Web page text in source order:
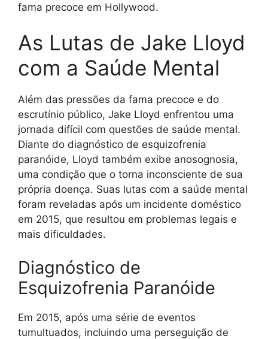
fama precoce em Hollywood.
As Lutas de Jake Lloyd
com a Saúde Mental
Além das pressões da fama precoce e do
escrutínio público, Jake Lloyd enfrentou uma
jornada difícil com questões de saúde mental.
Diante do diagnóstico de esquizofrenia
paranóide, Lloyd também exibe anosognosia,
uma condição que o torna inconsciente de sua
própria doença. Suas lutas com a saúde mental
foram reveladas após um incidente doméstico
em 2015, que resultou em problemas legais e
mais dificuldades.
Diagnóstico de
Esquizofrenia Paranóide
Em 2015, após uma série de eventos
tumultuados, incluindo uma perseguição de